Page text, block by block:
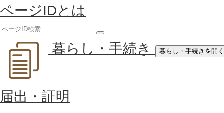
ページIDとは
索
暮らし・手続き 暮らし・手続きを開く
届出・証明